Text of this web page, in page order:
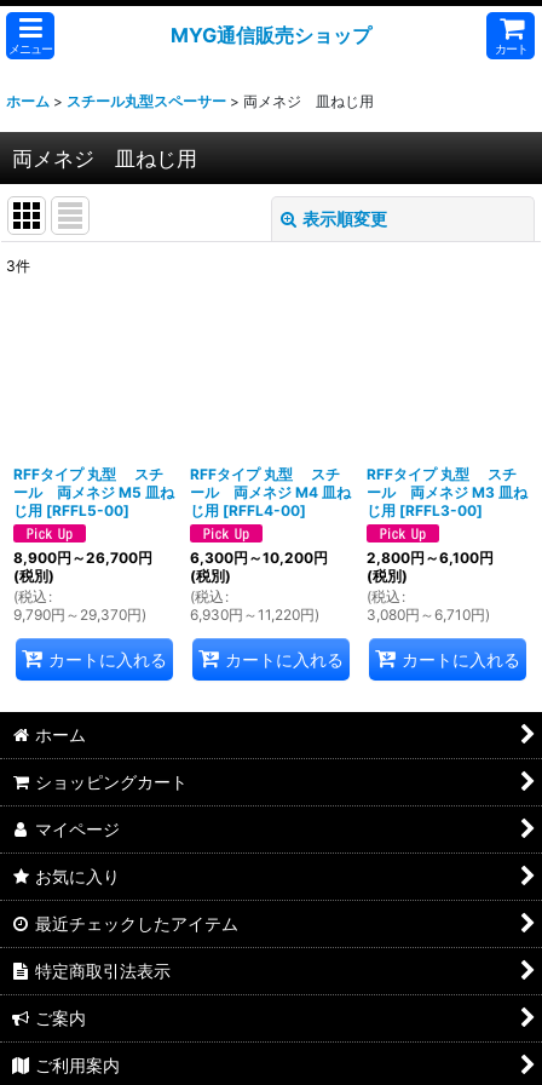
メニュー
MYG通信販売ショップ
カート
ホーム > スチール丸型スペーサー > 両メネジ 皿ねじ用
両メネジ 皿ねじ用
表示順変更
3件
RFFタイプ 丸型 スチ
ール 両メネジ M5 皿ね
じ用 [RFFL5-00]
8,900円 ～26,700円
(税別)
(税込 :
9,790円 ～29,370円)
カートに入れる
RFFタイプ 丸型 スチ
ール 両メネジ M4 皿ね
じ用 [RFFL4-00]
6,300円 ～10,200円
(税別)
(税込 :
6,930円 ～11,220円)
カートに入れる
RFFタイプ 丸型 スチ
ール 両メネジ M3 皿ね
じ用 [RFFL3-00]
2,800円 ～6,100円
(税別)
(税込 :
3,080円 ～6,710円)
カートに入れる
ホーム
ショッピングカート
マイページ
お気に入り
最近チェックしたアイテム
特定商取引法表示
ご案内
ご利用案内